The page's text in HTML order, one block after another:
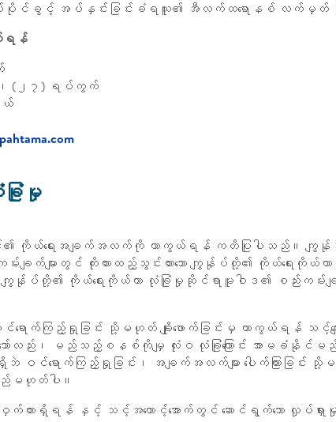
လုပ်ပိုင်ခွင့် အပ်နှင်းခြင်းခံရသူ၏ အီလက်ထရောနစ် လက်
ရန်
၊ (၂၇) ရပ်ကွက်
ယ်
ြုံမှု
ကိုယ်ရေးအချက်အလက်ကို ကာကွယ်ရန် ကတိပြုပါသည်။ ကျွန်ု
းချက်များတွင် ကိုးကားထည့်သွင်းထားသော ကျွန်ုပ်တို့၏ ကိုယ်ရ
ပ်တို့၏ ကိုယ်ရေးကိုယ်တာ လုံခြုံမှုဆိုင်ရာမူဝါဒ၏ စည်းကမ်းချက်မျ
က်ကြည့်ရှုခြင်း သို့မဟုတ် ချိုးဖောက်ခြင်းမှ ကာကွယ်ရန် သင့်လျ
ရှိသော်လည်း၊ မည်သည့်စနစ်ကိုမျှ လုံးဝ လုံခြုံကြောင်း အာ
ောက်ကြည့်ရှုခြင်း၊ အချက်အလက်များ ပေါက်ကြားခြင်း သို့မဟုတ်
မဟုတ်ပါ။
ျှို့ဝှက်ထားရှိရန် နှင့် သင့်အကောင့်အောက်တွင် ဆောင်ရွက်သော လှုပ်